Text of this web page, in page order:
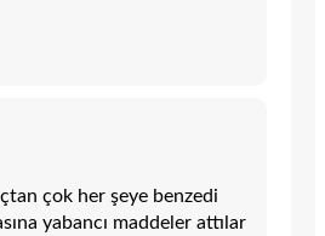
çok her şeye benzedi
yabancı maddeler attılar